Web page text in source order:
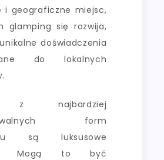
i geograficzne miejsc,
glamping się rozwija,
doświadczenia
do lokalnych
z najbardziej
form
są luksusowe
Mogą to być